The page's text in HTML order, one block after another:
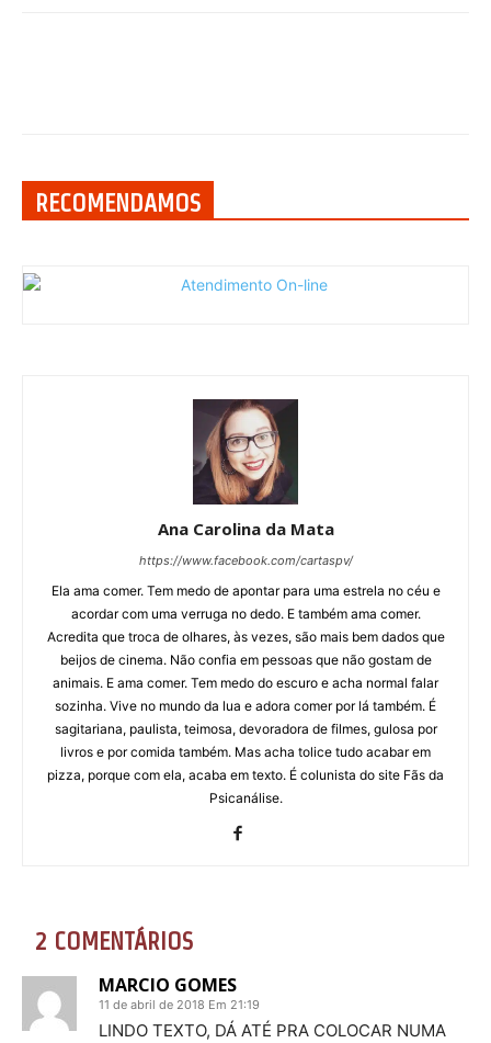
RECOMENDAMOS
Ana Carolina da Mata
https://www.facebook.com/cartaspv/
Ela ama comer. Tem medo de apontar para uma estrela no céu e
acordar com uma verruga no dedo. E também ama comer.
Acredita que troca de olhares, às vezes, são mais bem dados que
beijos de cinema. Não confia em pessoas que não gostam de
animais. E ama comer. Tem medo do escuro e acha normal falar
sozinha. Vive no mundo da lua e adora comer por lá também. É
sagitariana, paulista, teimosa, devoradora de filmes, gulosa por
livros e por comida também. Mas acha tolice tudo acabar em
pizza, porque com ela, acaba em texto. É colunista do site Fãs da
Psicanálise.
2 COMENTÁRIOS
MARCIO GOMES
11 de abril de 2018 Em 21:19
LINDO TEXTO, DÁ ATÉ PRA COLOCAR NUMA